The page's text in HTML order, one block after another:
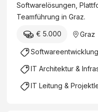
Softwarelösungen,
Teamführung in Graz.
€ 5.000 Graz
Softwareentwicklung
IT Architektur &
IT Leitung &